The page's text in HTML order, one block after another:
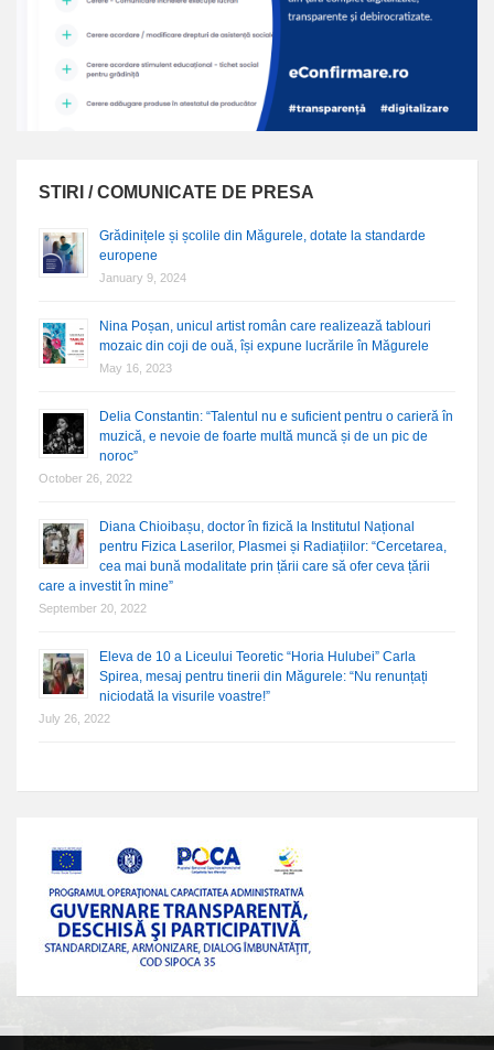
STIRI / COMUNICATE DE PRESA
Grădinițele și școlile din Măgurele, dotate la standarde
europene
January 9, 2024
Nina Poșan, unicul artist român care realizează tablouri
mozaic din coji de ouă, își expune lucrările în Măgurele
May 16, 2023
Delia Constantin: “Talentul nu e suficient pentru o carieră în
muzică, e nevoie de foarte multă muncă și de un pic de
noroc”
October 26, 2022
Diana Chioibașu, doctor în fizică la Institutul Național
pentru Fizica Laserilor, Plasmei și Radiațiilor: “Cercetarea,
cea mai bună modalitate prin țării care să ofer ceva țării
care a investit în mine”
September 20, 2022
Eleva de 10 a Liceului Teoretic “Horia Hulubei” Carla
Spirea, mesaj pentru tinerii din Măgurele: “Nu renunțați
niciodată la visurile voastre!”
July 26, 2022